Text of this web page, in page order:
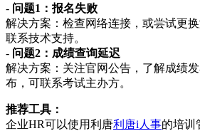
- 问题1：报名失败
解决方案：检查网络连接，或尝试更
联系技术支持。
- 问题2：成绩查询延迟
解决方案：关注官网公告，了解成绩
布，可联系考试主办方。
推荐工具：
企业HR可以使用利唐利唐i人事的培训